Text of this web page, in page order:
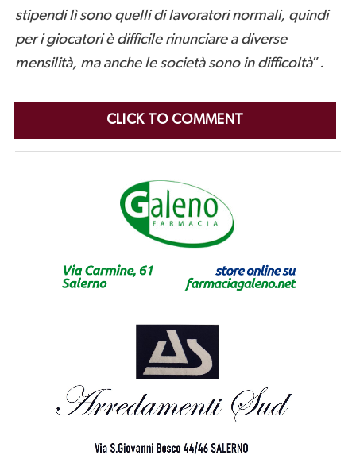
stipendi lì sono quelli di lavoratori normali, quindi
per i giocatori è difficile rinunciare a diverse
mensilità, ma anche le società sono in difficoltà”.
CLICK TO COMMENT